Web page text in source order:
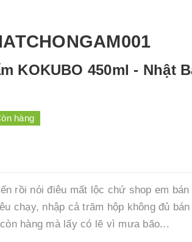
KOKUBO 450ml - Nhật
hàng
rồi nói điêu mất lộc chứ shop em bán
chạy, nhập cả trăm hộp không đủ
hàng mà lấy có lẽ vì mưa bão...